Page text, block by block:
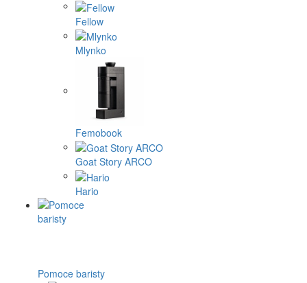
Fellow
Mlynko
Femobook
Goat Story ARCO
Hario
Pomoce baristy